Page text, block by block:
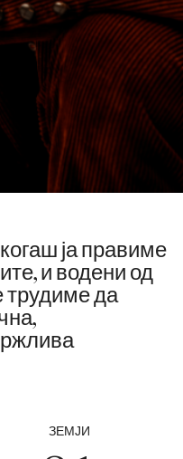
ја правиме
и водени од
трудиме да
ЗЕМЈИ
0
1
2
3
4
5
70
0
1
2
3
0